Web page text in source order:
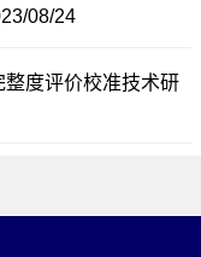
08/24
度评价校准技术研